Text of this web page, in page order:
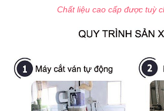
Chất liệu cao cấp được tuỳ